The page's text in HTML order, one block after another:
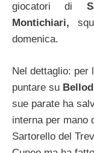
giocatori di
Montichiari,
domenica.
Nel dettaglio: per
puntare su
sue parate ha
interna per mano
Sartorello del